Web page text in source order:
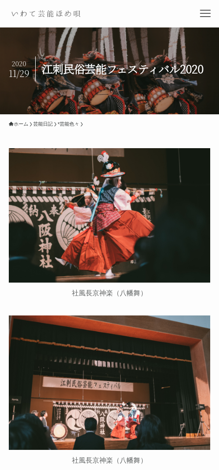
江刺民俗芸能フェスティバル2020
2020
11/29
ホーム 芸能日記 *芸能色々
社風長京神楽（八幡舞）
社風長京神楽（八幡舞）